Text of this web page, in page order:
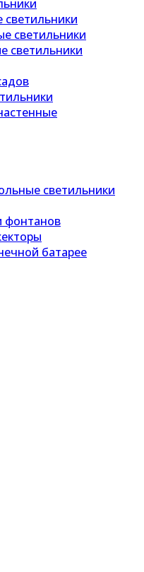
светильники
светильники
светильники
фонтанов
батарее